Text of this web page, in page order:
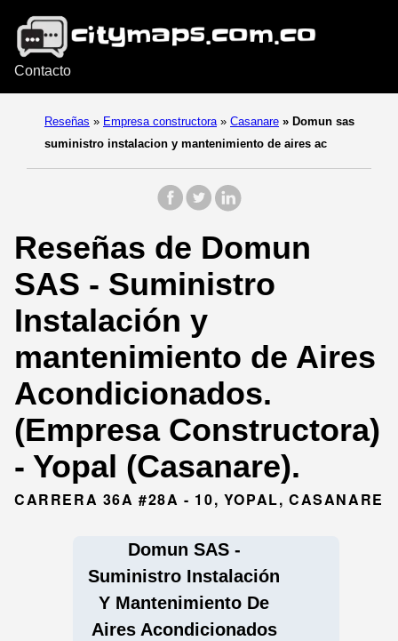
Contacto
Reseñas » Empresa constructora » Casanare » Domun sas
suministro instalacion y mantenimiento de aires ac
Reseñas de Domun
SAS - Suministro
Instalación y
mantenimiento de Aires
Acondicionados.
(Empresa Constructora)
- Yopal (Casanare).
CARRERA 36A #28A - 10, YOPAL, CASANARE
Domun SAS -
Suministro Instalación
Y Mantenimiento De
Aires Acondicionados